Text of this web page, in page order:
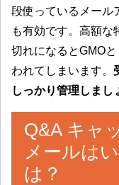
段使っているメール
も有効です。高額な
切れになるとGMO
われてしまいます。
しっかり管理しまし
Q&A キャ
メールは
は？